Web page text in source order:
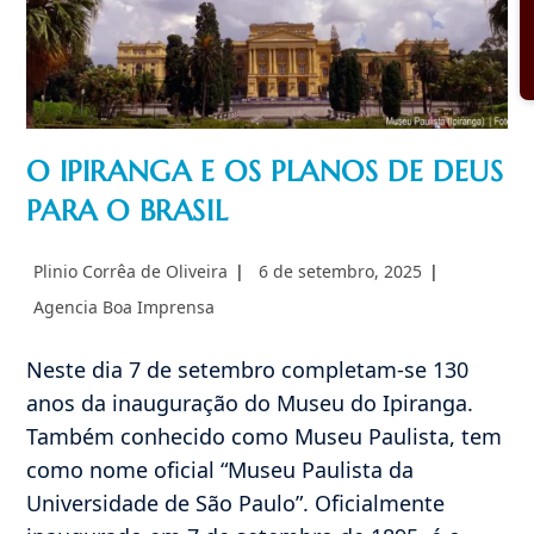
O IPIRANGA E OS PLANOS DE DEUS
PARA O BRASIL
Autor
post:
Plinio Corrêa de Oliveira
Post
6 de setembro, 2025
Categoria
Agencia Boa Imprensa
Neste dia 7 de setembro completam-se 130
anos da inauguração do Museu do Ipiranga.
Também conhecido como Museu Paulista, tem
como nome oficial “Museu Paulista da
Universidade de São Paulo”. Oficialmente